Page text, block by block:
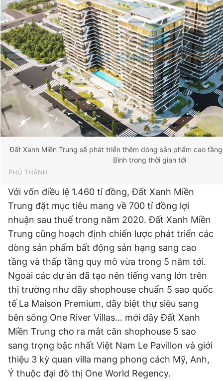
Đất Xanh Miền Trung sẽ phát triển thêm dòng sản phẩm cao
Bình trong thời gian tới
PHÚ THÀNH
Với vốn điều lệ 1.460 tỉ đồng, Đất Xanh Miền
Trung đặt mục tiêu mang về 700 tỉ đồng lợi
nhuận sau thuế trong năm 2020. Đất Xanh Miền
Trung cũng hoạch định chiến lược phát triển các
dòng sản phẩm bất động sản hạng sang cao
tầng và thấp tầng quy mô vừa trong 5 năm tới.
Ngoài các dự án đã tạo nên tiếng vang lớn trên
thị trường như dãy shophouse chuẩn 5 sao quốc
tế La Maison Premium, dãy biệt thự siêu sang
bên sông One River Villas… mới đây Đất Xanh
Miền Trung cho ra mắt căn shophouse 5 sao
sang trọng bậc nhất Việt Nam Le Pavillon và giới
thiệu 3 kỳ quan villa mang phong cách Mỹ, Anh,
Ý thuộc đại đô thị One World Regency.